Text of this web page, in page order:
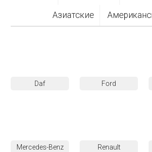
Азиатские
Daf Ford
Mercedes-Benz Renault